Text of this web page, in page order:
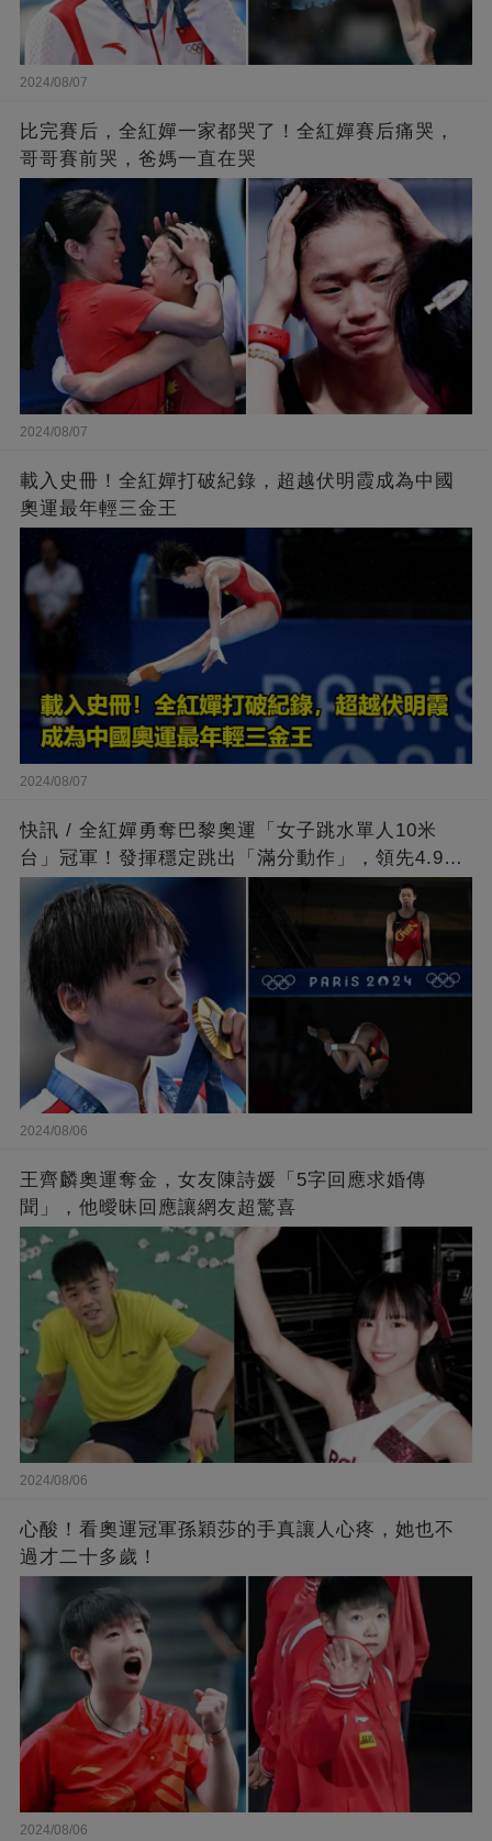
2024/08/07
比完賽后，全紅嬋一家都哭了！全紅嬋賽后痛哭，
哥哥賽前哭，爸媽一直在哭
2024/08/07
載入史冊！全紅嬋打破紀錄，超越伏明霞成為中國
奧運最年輕三金王
2024/08/07
快訊 / 全紅嬋勇奪巴黎奧運「女子跳水單人10米
台」冠軍！發揮穩定跳出「滿分動作」，領先4.9分
擊敗陳芋汐
2024/08/06
王齊麟奧運奪金，女友陳詩媛「5字回應求婚傳
聞」，他曖昧回應讓網友超驚喜
2024/08/06
心酸！看奧運冠軍孫穎莎的手真讓人心疼，她也不
過才二十多歲！
2024/08/06